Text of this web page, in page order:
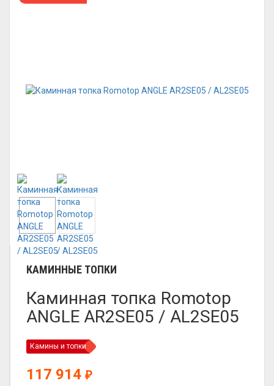
КАМИННЫЕ ТОПКИ
Каминная топка Romotop
ANGLE AR2SE05 / AL2SE05
Камины и топки
117 914 ₽